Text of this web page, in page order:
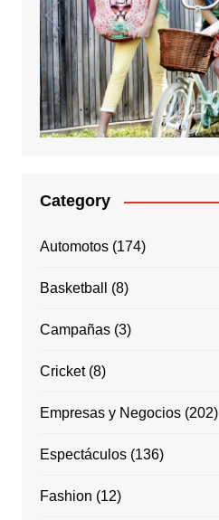
Category
Automotos(174)
Basketball (8)
Campañas(3)
Cricket(8)
Empresas y Negocios(202)
Espectáculos(136)
Fashion (12)